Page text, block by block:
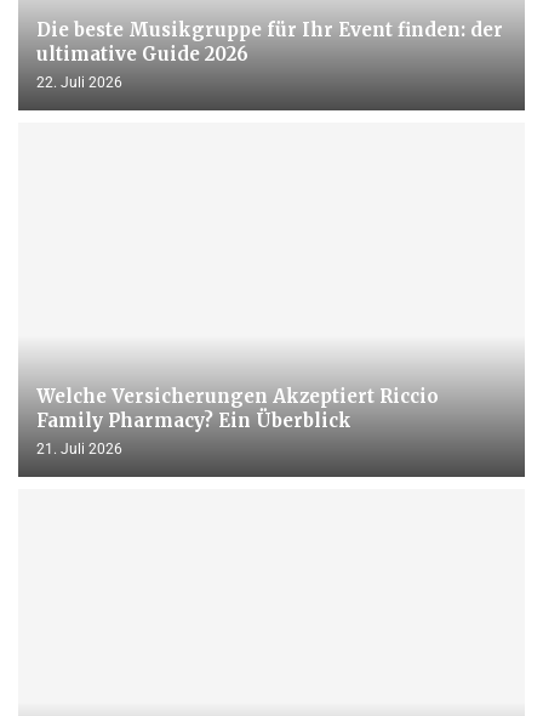
Die beste Musikgruppe für Ihr Event finden: der
ultimative Guide 2026
22. Juli 2026
Welche Versicherungen Akzeptiert Riccio
Family Pharmacy? Ein Überblick
21. Juli 2026